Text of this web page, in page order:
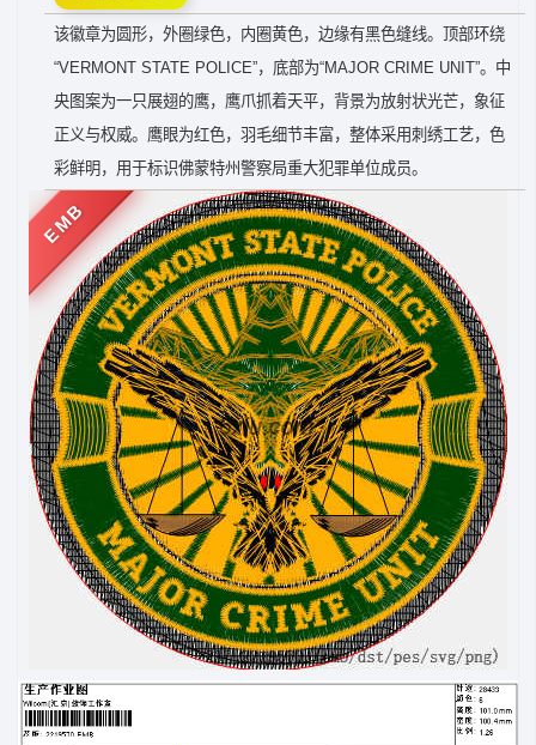
该徽章为圆形，外圈绿色，内圈黄色，边缘有黑色缝线。顶部环绕
“VERMONT STATE POLICE”，底部为“MAJOR CRIME UNIT”。中
央图案为一只展翅的鹰，鹰爪抓着天平，背景为放射状光芒，象征
正义与权威。鹰眼为红色，羽毛细节丰富，整体采用刺绣工艺，色
彩鲜明，用于标识佛蒙特州警察局重大犯罪单位成员。
EMB